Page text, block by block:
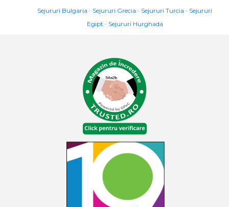
Sejururi Bulgaria Sejururi Grecia Sejururi Turcia
Sejururi
Egipt
Sejururi Hurghada